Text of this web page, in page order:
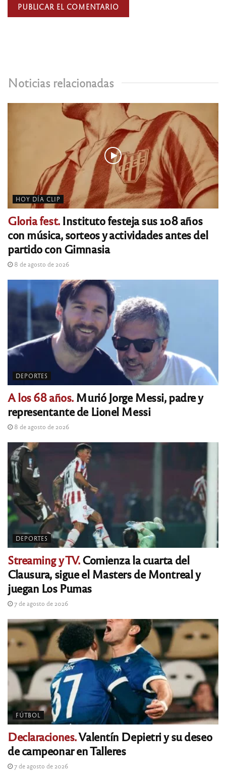
Noticias relacionadas
HOY DÍA CLIP
Gloria fest.Instituto festeja sus 108 años
con música, sorteos y actividades antes del
partido con Gimnasia
8 de agosto de 2026
DEPORTES
A los 68 años.Murió Jorge Messi, padre y
representante de Lionel Messi
8 de agosto de 2026
DEPORTES
Streaming y TV.Comienza la cuarta del
Clausura, sigue el Masters de Montreal y
juegan Los Pumas
7 de agosto de 2026
FÚTBOL
Declaraciones.Valentín Depietri y su deseo
de campeonar en Talleres
7 de agosto de 2026